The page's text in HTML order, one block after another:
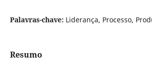
Palavras-chave: Liderança, Processo,
Resumo